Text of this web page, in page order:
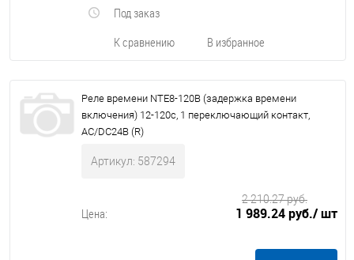
К сравнению В избранное
Под заказ
Реле времени NTE8-120B (задержка времени
включения) 12-120с, 1 переключающий контакт,
AC/DC24В (R)
Артикул: 587294
Цена: 1 989.24 руб./ шт
2 210.27 руб.